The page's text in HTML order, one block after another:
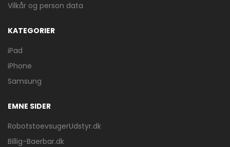
Vilkår og person data
KATEGORIER
iPad
iPhone
Samsung
EMNE SIDER
RobotstoevsugerUdstyr.dk
Billig-Baerbar.dk